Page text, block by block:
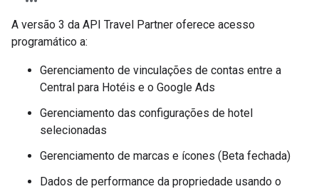
A versão 3 da API Travel Partner oferece acesso
programático a:
Gerenciamento de vinculações de contas entre a
Central para Hotéis e o Google Ads
Gerenciamento das configurações de hotel
selecionadas
Gerenciamento de marcas e ícones (Beta fechada)
Dados de performance da propriedade usando o